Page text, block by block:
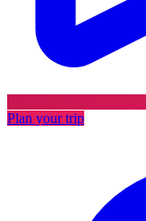
Plan your trip